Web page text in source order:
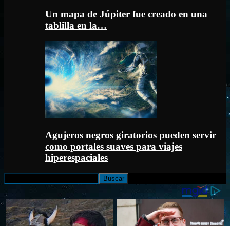
Un mapa de Júpiter fue creado en una
tablilla en la…
Agujeros negros giratorios pueden servir
como portales suaves para viajes
hiperespaciales